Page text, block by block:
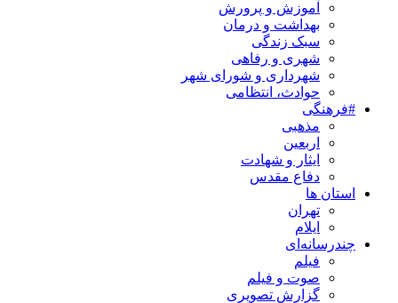
آموزش و پرورش
بهداشت و درمان
سبک زندگی
شهری و رفاهی
شهرداری و شورای شهر
حوادث، انتظامی
#فرهنگی
مذهبی
اربعین
ایثار و شهادت
دفاع مقدس
استان ها
تهران
ایلام
چندرسانه‌ای
فیلم
صوت و فیلم
گزارش تصویری